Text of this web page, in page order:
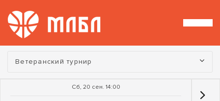
Турнир:
Ветеранский турнир
Сб, 20 сен. 14:00